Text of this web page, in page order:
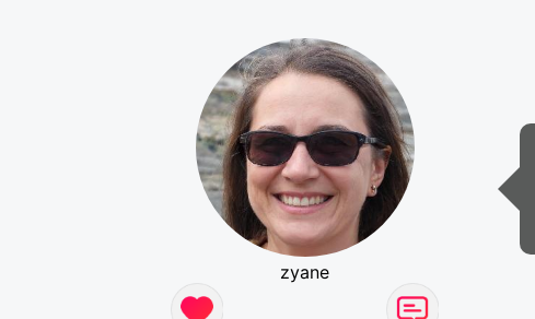
zyane